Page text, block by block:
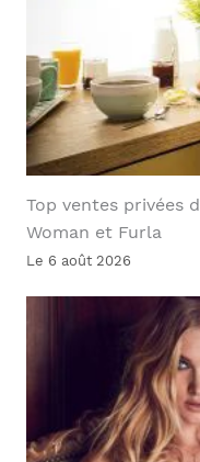
Top ventes privées
Woman et Furla
Le 6 août 2026